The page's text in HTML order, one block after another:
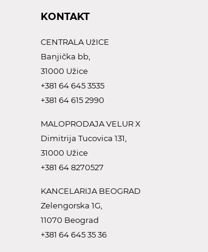
KONTAKT
CENTRALA UžICE
Banjička bb,
31000 Užice
+381 64 645 3535
+381 64 615 2990
MALOPRODAJA VELUR X
Dimitrija Tucovica 131,
31000 Užice
+381 64 8270527
KANCELARIJA BEOGRAD
Zelengorska 1G,
11070 Beograd
+381 64 645 35 36